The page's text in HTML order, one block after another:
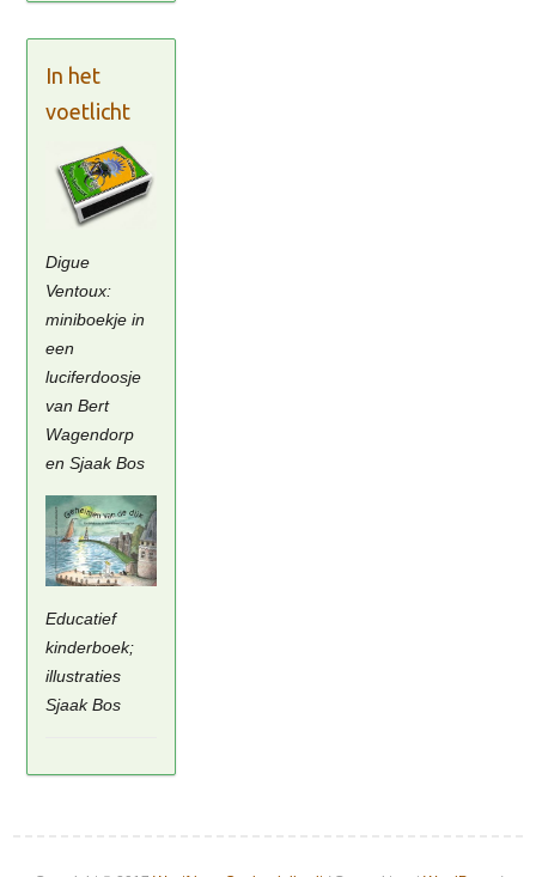
In het
voetlicht
Digue
Ventoux:
miniboekje in
een
luciferdoosje
van Bert
Wagendorp
en Sjaak Bos
Educatief
kinderboek;
illustraties
Sjaak Bos